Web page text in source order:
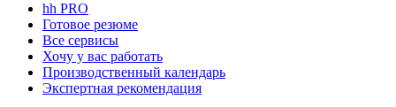
hh PRO
Готовое резюме
Все сервисы
Хочу у вас работать
Производственный календарь
Экспертная рекомендация